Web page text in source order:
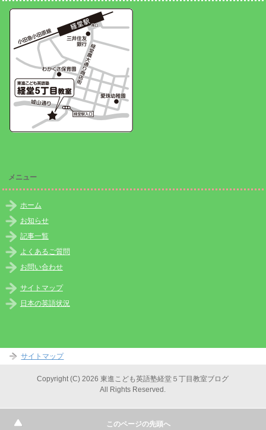
メニュー
ホーム
お知らせ
記事一覧
よくあるご質問
お問い合わせ
サイトマップ
日本の英語状況
サイトマップ
Copyright (C) 2026 東進こども英語塾経堂５丁目教室ブログ
All Rights Reserved.
このページの先頭へ